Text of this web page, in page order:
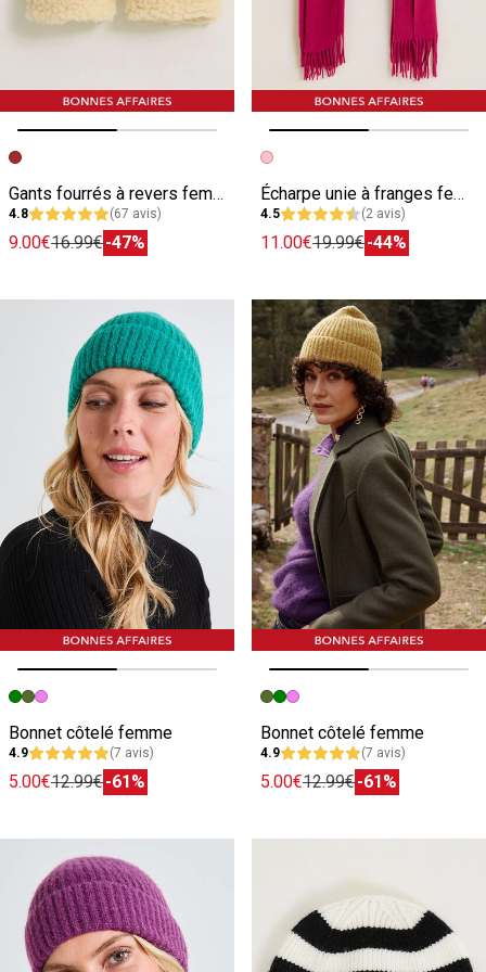
Image précédente
Image suivante
Gants fourrés à revers femme
4.8 (67 avis)
9.00€16.99€-47%
Image précédente
Image suivante
Écharpe unie à franges femme
4.5 (2 avis)
11.00€19.99€-44%
Image précédente
Image suivante
Bonnet côtelé femme
4.9 (7 avis)
5.00€12.99€-61%
Image précédente
Image suivante
Bonnet côtelé femme
4.9 (7 avis)
5.00€12.99€-61%